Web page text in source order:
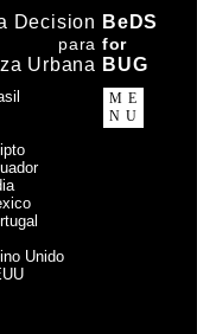
ME
NU
Decision
para
Urbana
BeDS
for
BUG
Unido